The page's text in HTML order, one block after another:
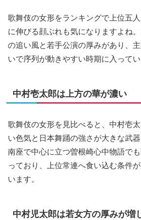
歌舞伎の女形をランキングで上位五
に伸びる顔ぶれも気になりますよね
の追い風と若手公演の厚みがあり、
いで序列が動きやすい時期に入ってい
中村壱太郎は上方の華が濃い
歌舞伎の女形を見比べると、中村壱
い色気と日本舞踊の強さが大きな武
南座で中心に立つ曽根崎心中物語で
っており、上位常連へ食い込む条件
います。
中村児太郎は若女方の厚みが増